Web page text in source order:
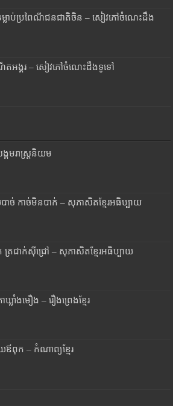
លាប់ប្រពៃណីជនជាតិចិន – សៀវភៅចំណេះដឹង
តអង្គរ – សៀវភៅចំណេះដឹងទូទៅ
មរាស្រ្តនិយម
ាច់ កាច់មិនបាក់ – សុភាសិតខ្មែរអធិប្បាយ
ត្រជាក់ស៊ីជ្រៅ – សុភាសិតខ្មែរអធិប្បាយ
ឃ្លាំងមឿង – រឿងព្រេងខ្មែរ
ឪពុក – កំណាព្យខ្មែរ